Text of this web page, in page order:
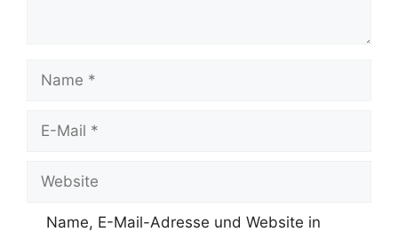
Mail
Name, E-Mail-Adresse und Website in